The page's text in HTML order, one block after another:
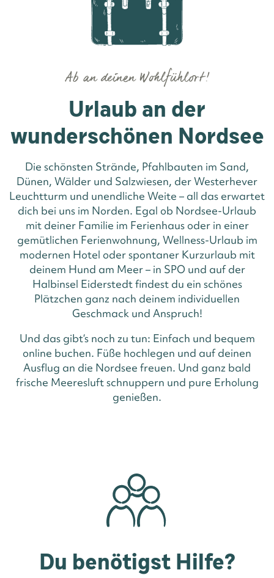
Urlaub an der
wunderschönen Nordsee
Ab an deinen Wohlfühlort!
Die schönsten Strände, Pfahlbauten im Sand,
Dünen, Wälder und Salzwiesen, der Westerhever
Leuchtturm und unendliche Weite – all das erwartet
dich bei uns im Norden. Egal ob Nordsee-Urlaub
mit deiner Familie im Ferienhaus oder in einer
gemütlichen Ferienwohnung, Wellness-Urlaub im
modernen Hotel oder spontaner Kurzurlaub mit
deinem Hund am Meer – in SPO und auf der
Halbinsel Eiderstedt findest du ein schönes
Plätzchen ganz nach deinem individuellen
Geschmack und Anspruch!
Und das gibt‘s noch zu tun: Einfach und bequem
online buchen. Füße hochlegen und auf deinen
Ausflug an die Nordsee freuen. Und ganz bald
frische Meeresluft schnuppern und pure Erholung
genießen.
Du benötigst Hilfe?